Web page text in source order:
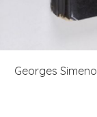
Georges